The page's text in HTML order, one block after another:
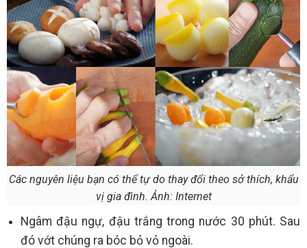
Các nguyên liệu bạn có thể tự do thay đổi theo sở thích, khẩu
vị gia đình. Ảnh: Internet
Ngâm đậu ngự, đậu trắng trong nước 30 phút. Sau
đó vớt chúng ra bóc bỏ vỏ ngoài.